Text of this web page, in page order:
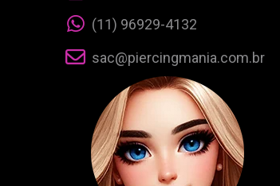
(11) 96929-4132
sac@piercingmania.com.br